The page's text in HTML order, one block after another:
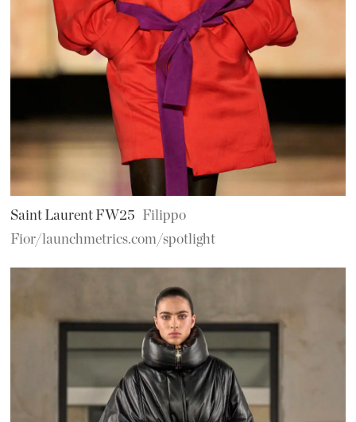
Saint Laurent FW25
Filippo
Fior/launchmetrics.com/spotlight